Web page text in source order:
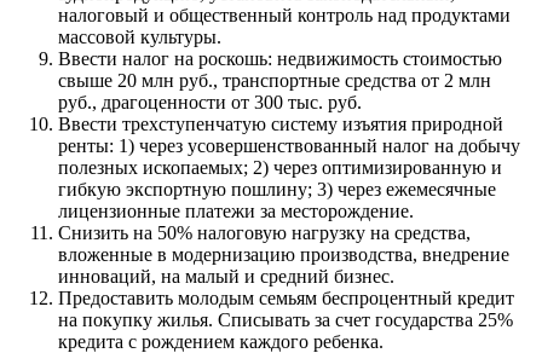
налоговый и об­щественный контроль над продуктами
массовой культуры.
Ввести налог на роскошь: недвижимость стоимостью
свы­ше 20 млн руб., транспортные средства от 2 млн
руб., дра­гоценности от 300 тыс. руб.
Ввести трехступенчатую систему изъятия природной
рен­ты: 1) через усовершенствованный налог на добычу
по­лезных ископаемых; 2) через оптимизированную и
гибкую экспортную пошлину; 3) через ежемесячные
лицензион­ные платежи за месторождение.
Снизить на 50% налоговую нагрузку на средства,
вложен­ные в модернизацию производства, внедрение
иннова­ций, на малый и средний бизнес.
Предоставить молодым семьям беспроцентный кредит
на покупку жилья. Списывать за счет государства 25%
кре­дита с рождением каждого ребенка.